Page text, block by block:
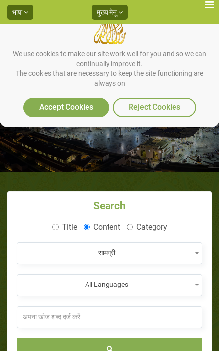
We use cookies to make our site work well for you and so we can
continually improve it.
The cookies that are necessary to keep the site functioning are
always on
Accept Cookies Reject Cookies
भाषा मुख्य मेनू
क्या सेहरी में पानी पीना पर्याप्त है ॽ
Search
Title Content Category
सामग्री
All Languages